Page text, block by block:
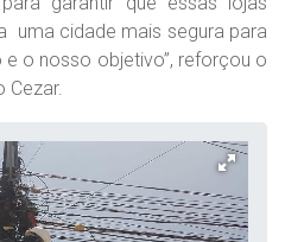
uma cidade mais segura para
o nosso objetivo”, reforçou o
Cezar.